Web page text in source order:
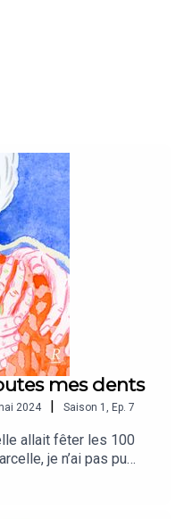
Dumartheray
Laure Gabus
Jan Michalski, la
du jubilé de la
mes dents
2024 | Saison 1 , Ep. 7
allait fêter les 100
je n’ai pas pu
les yeux… 100 ans! J’ai
cette centenaire,
pouvait vouloir dire,